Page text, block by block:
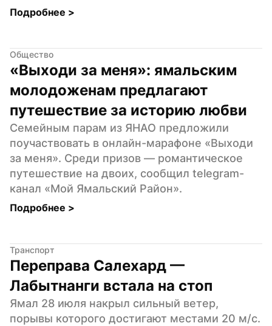
Подробнее >
Общество
«Выходи за меня»: ямальским
молодоженам предлагают
путешествие за историю любви
Семейным парам из ЯНАО предложили
поучаствовать в онлайн-марафоне «Выходи
за меня». Среди призов — романтическое
путешествие на двоих, сообщил telegram-
канал «Мой Ямальский Район».
Подробнее >
Транспорт
Переправа Салехард —
Лабытнанги встала на стоп
Ямал 28 июля накрыл сильный ветер,
порывы которого достигают местами 20 м/c.